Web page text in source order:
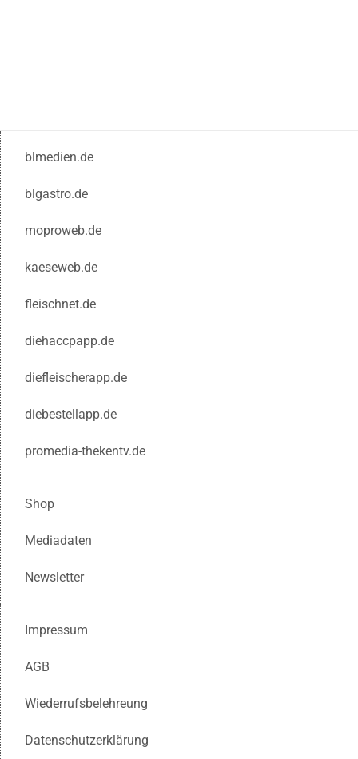
blmedien.de
blgastro.de
moproweb.de
kaeseweb.de
fleischnet.de
diehaccpapp.de
diefleischerapp.de
diebestellapp.de
promedia-thekentv.de
Shop
Mediadaten
Newsletter
Impressum
AGB
Wiederrufsbelehreung
Datenschutzerklärung